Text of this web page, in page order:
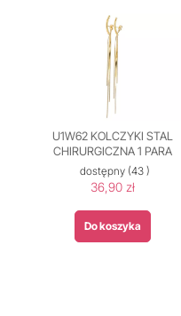
U1W62 KOLCZYKI STAL
CHIRURGICZNA 1 PARA
dostępny (43 )
36,90 zł
Do koszyka